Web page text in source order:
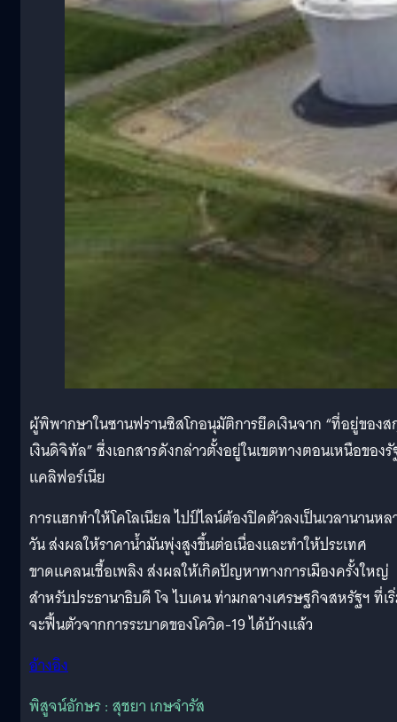
ผู้พิพากษาในซานฟรานซิสโกอนุมัติการยึดเงินจาก “ที่อยู่ของ
เงินดิจิทัล” ซึ่งเอกสารดังกล่าวตั้งอยู่ในเขตทางตอนเหนือของ
แคลิฟอร์เนีย
การแฮกทำให้โคโลเนียล ไปป์ไลน์ต้องปิดตัวลงเป็นเวลานานห
วัน ส่งผลให้ราคาน้ำมันพุ่งสูงขึ้นต่อเนื่องและทำให้ประเทศ
ขาดแคลนเชื้อเพลิง ส่งผลให้เกิดปัญหาทางการเมืองครั้งใหญ่
สำหรับประธานาธิบดี โจ ไบเดน ท่ามกลางเศรษฐกิจสหรัฐฯ ที่เ
จะฟื้นตัวจากการระบาดของโควิด-19 ได้บ้างแล้ว
อ้างอิง
พิสูจน์อักษร : สุชยา เกษจำรัส